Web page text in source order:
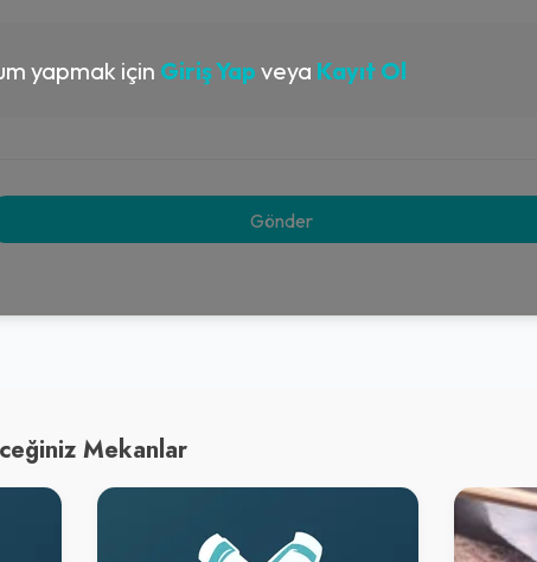
yapmak için Giriş Yap veya Kayıt Ol
Mekanlar